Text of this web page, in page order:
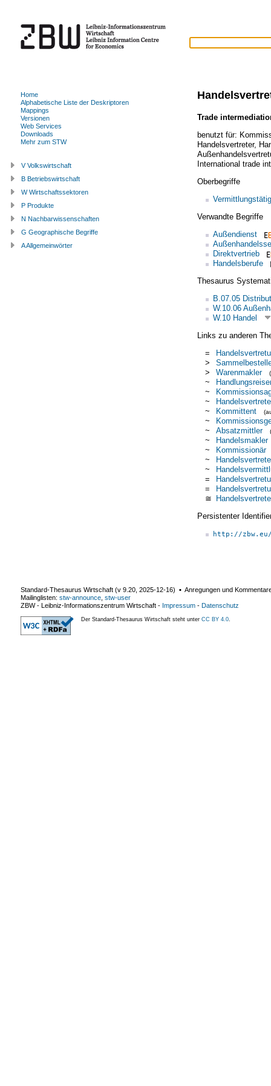
Trade
benutzt für:
Handelsvertreter,
International trade
Oberbegriffe
Verwandte Begriffe
Außendienst
Direktvertrieb
Handelsberufe
Thesaurus
B.07.05
W.10.06
W.10 Handel
Links zu anderen
=
>
>
Warenmakler
~
~
~
~
Kommittent
~
~
Absatzmittler
~
Handelsmakler
~
Kommissionär
~
~
=
=
≅
Persistenter
http://
Home
Alphabetische Liste der Deskriptoren
Mappings
Versionen
Web Services
Downloads
Mehr zum STW
V Volkswirtschaft
B Betriebswirtschaft
W Wirtschaftssektoren
P Produkte
N Nachbarwissenschaften
G Geographische Begriffe
A Allgemeinwörter
Standard-Thesaurus Wirtschaft (v 9.20 2025-12-16) ▪ Anregungen und
Mailinglisten: stw-announce stw-user
ZBW - Leibniz-Informationszentrum Wirtschaft - Impressum - Datenschutz
Der Standard-Thesaurus Wirtschaft steht unter CC BY 4.0